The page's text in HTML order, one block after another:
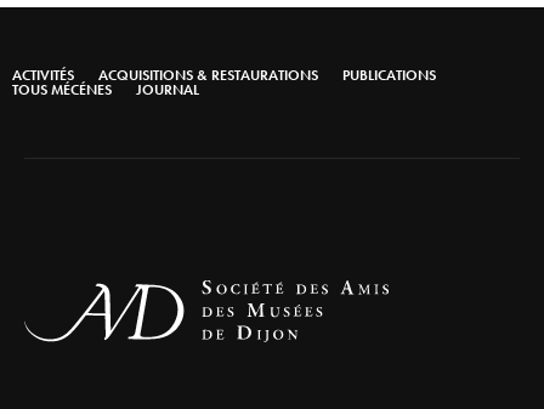
ACTIVITÉS ACQUISITIONS & RESTAURATIONS PUBLICATIONS
TOUS MÉCÉNES JOURNAL